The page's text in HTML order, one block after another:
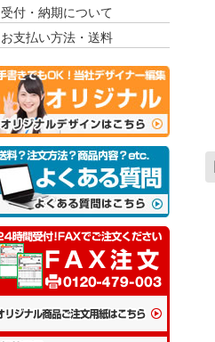
受付・納期について
お支払い方法・送料